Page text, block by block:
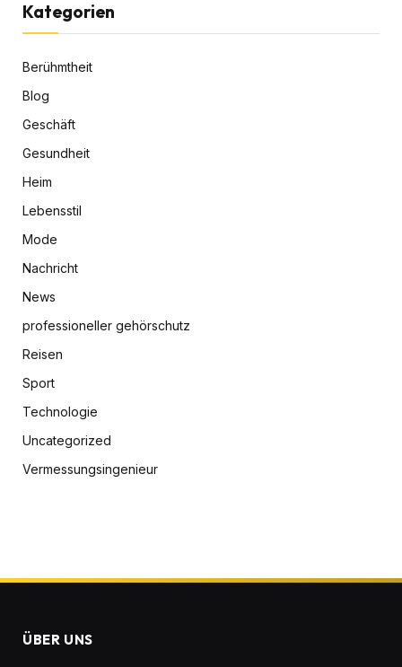
Kategorien
Berühmtheit
Blog
Geschäft
Gesundheit
Heim
Lebensstil
Mode
Nachricht
News
professioneller gehörschutz
Reisen
Sport
Technologie
Uncategorized
Vermessungsingenieur
ÜBER UNS